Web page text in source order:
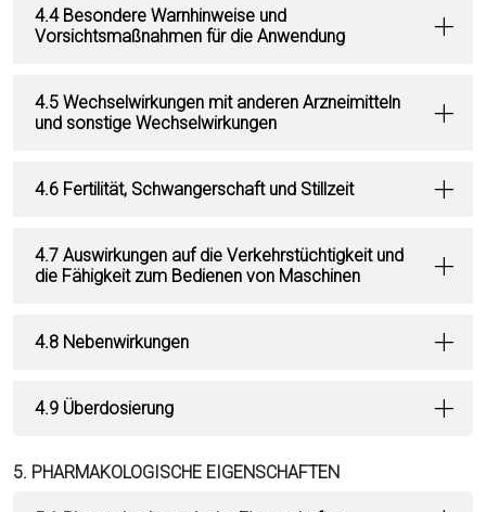
4.4 Besondere Warnhinweise und
Vorsichtsmaßnahmen für die Anwendung
4.5 Wechselwirkungen mit anderen Arzneimitteln
und sonstige Wechselwirkungen
4.6 Fertilität, Schwangerschaft und Stillzeit
4.7 Auswirkungen auf die Verkehrstüchtigkeit und
die Fähigkeit zum Bedienen von Maschinen
4.8 Nebenwirkungen
4.9 Überdosierung
5. PHARMAKOLOGISCHE EIGENSCHAFTEN